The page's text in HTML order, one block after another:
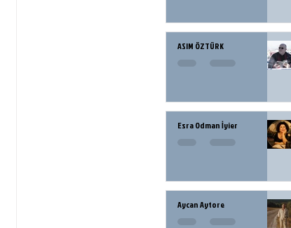
ASIM ÖZTÜRK
Esra Odman İyier
Aycan Aytore